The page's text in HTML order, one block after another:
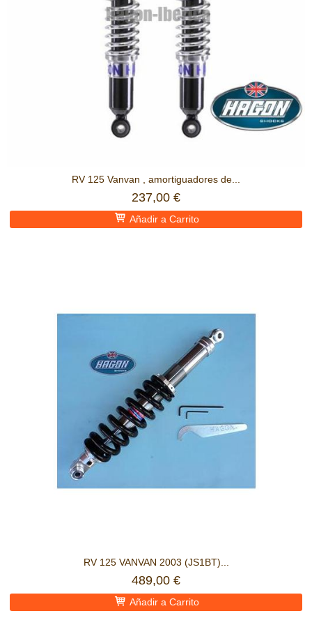
RV 125 Vanvan , amortiguadores de...
237,00 €
Añadir a Carrito
RV 125 VANVAN 2003 (JS1BT)...
489,00 €
Añadir a Carrito